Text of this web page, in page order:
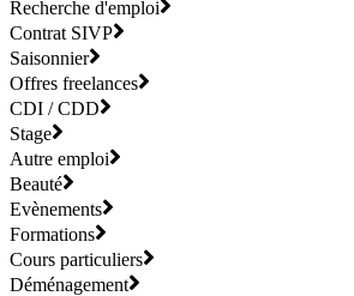
Recherche d'emploi
Contrat SIVP
Saisonnier
Offres freelances
CDI / CDD
Stage
Autre emploi
Beauté
Evènements
Formations
Cours particuliers
Déménagement